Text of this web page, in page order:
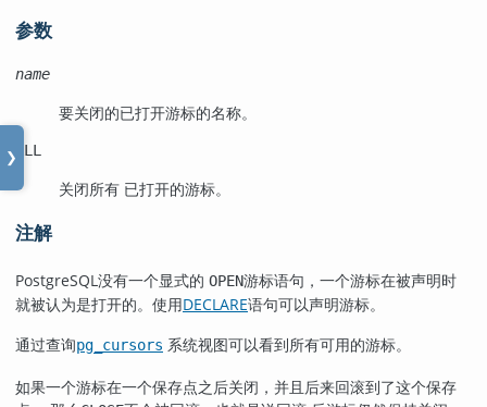
❯
参数
name
要关闭的已打开游标的名称。
ALL
关闭所有 已打开的游标。
注解
PostgreSQL 没有一个显式的 OPEN游标语句，一个游标在被声明时
就被认为是打开的。使用DECLARE语句可以声明游标。
通过查询pg_cursors 系统视图可以看到所有可用的游标。
如果一个游标在一个保存点之后关闭，并且后来回滚到了这个保存